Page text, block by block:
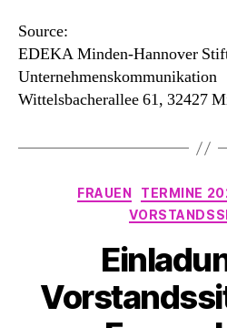
Source:
EDEKA Minden-Hannover
Unternehmenskommunikation
Wittelsbacherallee 61, 32427
FRAUEN TERMINE